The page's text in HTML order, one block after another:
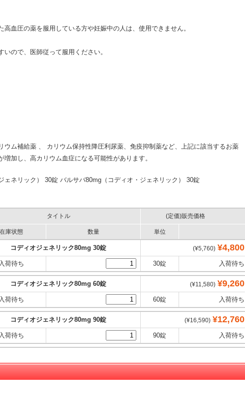
高血圧の薬を服用している方や妊娠中の人は、使用できません。
いので、医師従って服用ください。
ウム補給薬 、 カリウム保持性降圧利尿薬、免疫抑制薬など、上記に該当するお薬
加し、高カリウム血症になる可能性があります。
ェネリック） 30錠 バルサバ80mg（コディオ・ジェネリック） 30錠
タイトル (定価)販売価格
在庫状態 数量 単位
コディオジェネリック80mg 30錠 (¥5,760) ¥4,800
入荷待ち 30錠 入荷待ち
コディオジェネリック80mg 60錠 (¥11,580) ¥9,260
入荷待ち 60錠 入荷待ち
コディオジェネリック80mg 90錠 (¥16,590) ¥12,760
入荷待ち 90錠 入荷待ち